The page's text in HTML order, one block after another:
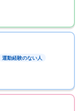
運動経験のない人